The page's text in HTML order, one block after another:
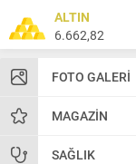
ALTIN
6.662,82
FOTO GALERI
MAGAZIN
SAĞLIK